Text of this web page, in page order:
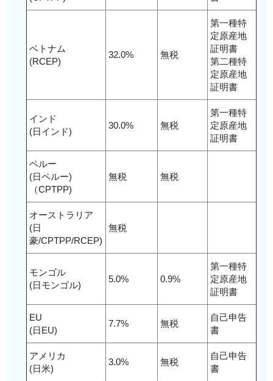
ベトナム
(RCEP)
32.0% 無税
第一種特
定原産地
証明書
第二種特
定原産地
証明書
インド
(日インド)
30.0% 無税
第一種特
定原産地
証明書
ペルー
(日ペルー)
（CPTPP)
無税 無税
オーストラリア
(日
豪/CPTPP/RCEP)
無税
モンゴル
(日モンゴル)
5.0% 0.9%
第一種特
定原産地
証明書
EU
(日EU)
7.7% 無税
自己申告
書
アメリカ
(日米)
3.0% 無税
自己申告
書